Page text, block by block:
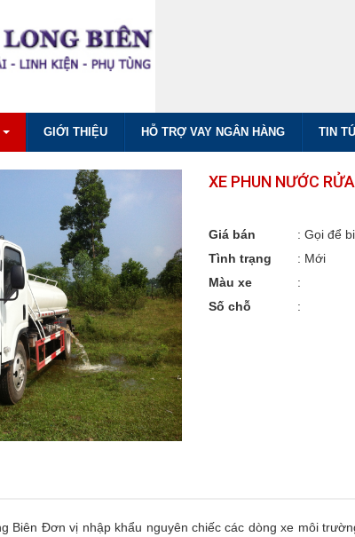
GIỚI THIỆU HỖ TRỢ VAY NGÂN HÀNG TIN
XE PHUN NƯỚC
Giá bán : Gọi để
Tình trạng
: Mới
Màu xe
:
Số chỗ
:
Biên Đơn vị nhập khẩu nguyên chiếc các dòng xe môi